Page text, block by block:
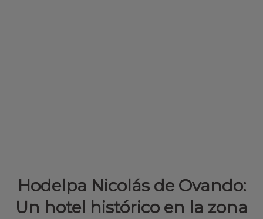
Hodelpa Nicolás de Ovando:
Un hotel histórico en la zona